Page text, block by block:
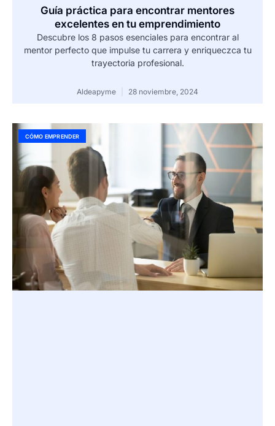
Guía práctica para encontrar mentores
excelentes en tu emprendimiento
Descubre los 8 pasos esenciales para encontrar al
mentor perfecto que impulse tu carrera y enriqueczca tu
trayectoria profesional.
Aldeapyme 28 noviembre, 2024
CÓMO EMPRENDER